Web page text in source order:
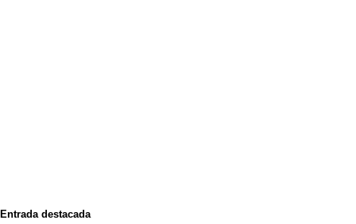
Entrada destacada